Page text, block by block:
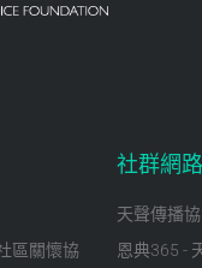
區關懷協
社群網路
天聲傳播
恩典365 -